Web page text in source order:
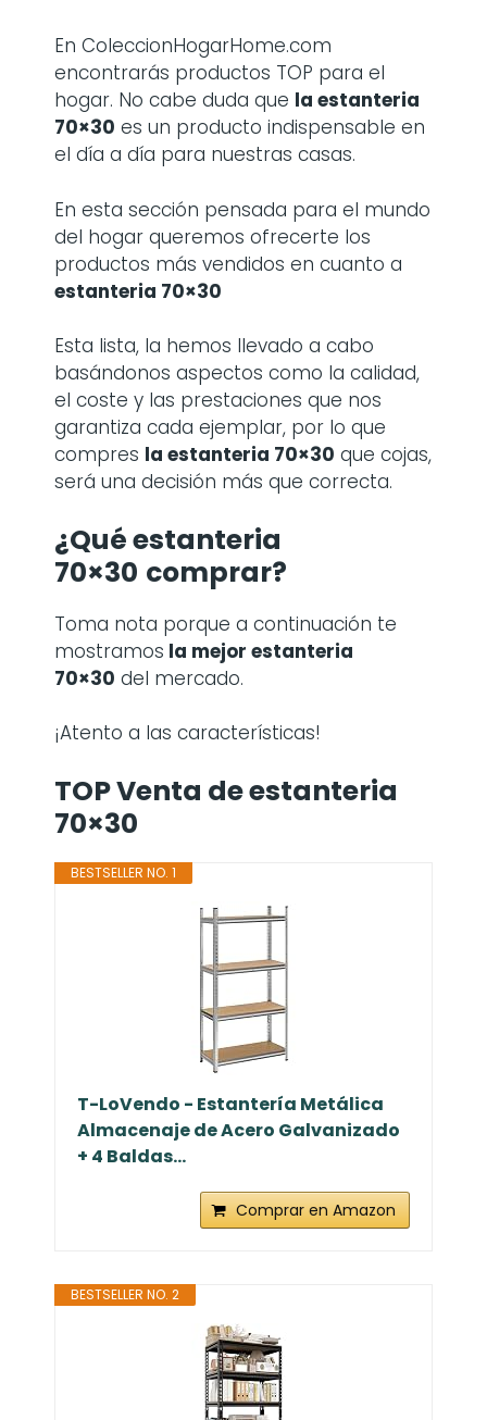
En ColeccionHogarHome.com
encontrarás productos TOP para el
hogar. No cabe duda que la estanteria
70×30 es un producto indispensable en
el día a día para nuestras casas.
En esta sección pensada para el mundo
del hogar queremos ofrecerte los
productos más vendidos en cuanto a
estanteria 70×30
Esta lista, la hemos llevado a cabo
basándonos aspectos como la calidad,
el coste y las prestaciones que nos
garantiza cada ejemplar, por lo que
compres la estanteria 70×30 que cojas,
será una decisión más que correcta.
¿Qué estanteria
70×30 comprar?
Toma nota porque a continuación te
mostramos la mejor estanteria
70×30 del mercado.
¡Atento a las características!
TOP Venta de estanteria
70×30
BESTSELLER NO. 1
T-LoVendo - Estantería Metálica
Almacenaje de Acero Galvanizado
+ 4 Baldas...
Comprar en Amazon
BESTSELLER NO. 2